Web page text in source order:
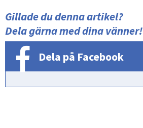
Gillade du denna artikel?
Dela gärna med dina vänner!
Dela på Facebook